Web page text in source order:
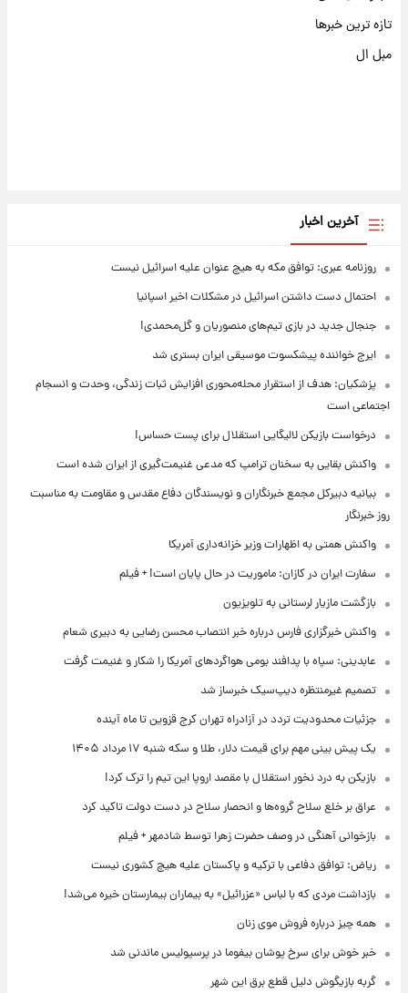
تازه ترین خبرها
مبل ال
آخرین اخبار
روزنامه عبری: توافق مکه به هیچ عنوان علیه اسرائیل نیست
احتمال دست داشتن اسرائیل در مشکلات اخیر اسپانیا
جنجال جدید در بازی تیم‌های منصوریان و گل‌محمدی!
ایرج خواننده پیشکسوت موسیقی ایران بستری شد
پزشکیان: هدف از استقرار محله‌محوری افزایش ثبات زندگی، وحدت و انسجام
اجتماعی است
درخواست بازیکن لالیگایی استقلال برای پست حساس!
واکنش بقایی به سخنان ترامپ که مدعی غنیمت‌گیری از ایران شده است
بیانیه دبیرکل مجمع خبرنگاران و نویسندگان دفاع مقدس و مقاومت به مناسبت
روز خبرنگار
واکنش همتی به اظهارات وزیر خزانه‌داری آمریکا
سفارت ایران در کازان: ماموریت در حال پایان است! + فیلم
بازگشت مازیار لرستانی به تلویزیون
واکنش خبرگزاری فارس درباره خبر انتصاب محسن رضایی به دبیری شعام
عابدینی: سپاه با پدافند بومی هواگردهای آمریکا را شکار و غنیمت گرفت
تصمیم غیرمنتظره دیپ‌سیک خبرساز شد
جزئیات محدودیت تردد در آزادراه تهران کرج قزوین تا ماه آینده
یک پیش ‌بینی مهم برای قیمت دلار، طلا و سکه شنبه ۱۷ مرداد ۱۴۰۵
بازیکن به درد نخور استقلال با مقصد اروپا این تیم را ترک کرد!
عراق بر خلع سلاح گروه‌ها و انحصار سلاح در دست دولت تاکید کرد
بازخوانی آهنگی در وصف حضرت زهرا توسط شادمهر + فیلم
ریاض: توافق دفاعی با ترکیه و پاکستان علیه هیچ کشوری نیست
بازداشت مردی که با لباس «عزرائیل» به بیماران بیمارستان خیره می‌شد!
همه چیز درباره فروش موی زنان
خبر خوش برای سرخ پوشان بیفوما در پرسپولیس ماندنی شد
گربه بازیگوش دلیل قطع برق این شهر